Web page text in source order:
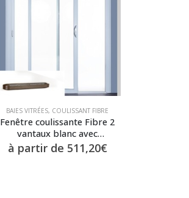
BAIES VITRÉES, COULISSANT FIBRE
Fenêtre coulissante Fibre 2
vantaux blanc avec
aération mini esea
à partir de 511,20€